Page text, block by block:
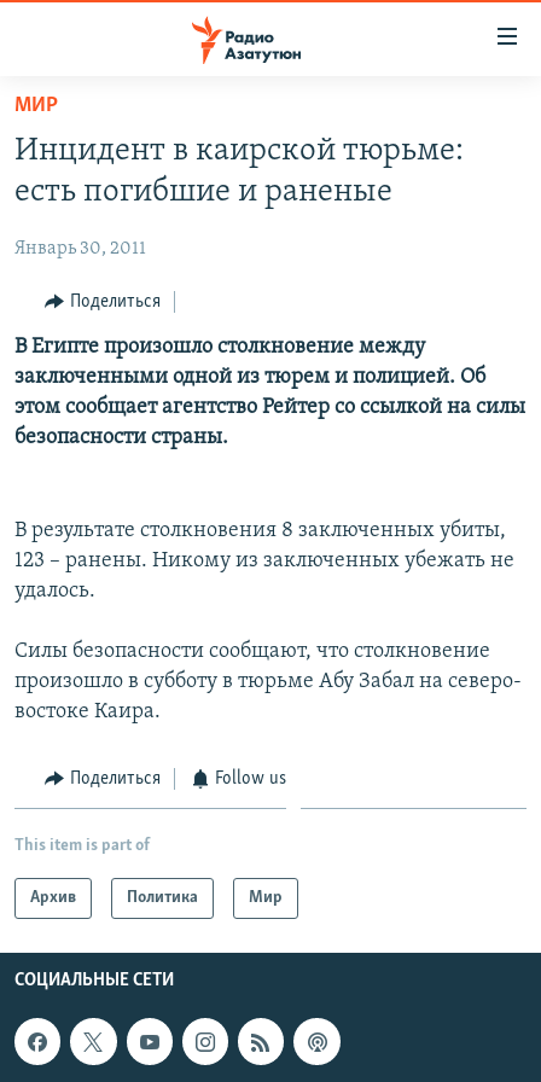
Перейти
основному
содержанию
навигации
Перейти
поиску
НОВОСТИ
ОБЩЕСТВО
ЭКОНОМИКА
РЕГИОН
НАГОРНЫЙ КАРАБАХ
КУЛЬТУРА
АРХИВ
Հայերեն
Русский
МИР
Инцидент в каирской тюрьме:
есть погибшие и раненые
Январь 30, 2011
Поделиться
В Египте произошло столкновение между
заключенными одной из тюрем и полицией. Об
этом сообщает агентство Рейтер со ссылкой на силы
безопасности страны.
В результате столкновения 8 заключенных убиты,
123 – ранены. Никому из заключенных убежать не
удалось.
Силы безопасности сообщают, что столкновение
произошло в субботу в тюрьме Абу Забал на северо-
востоке Каира.
Поделиться Follow us
This item is part of
Архив Политика Мир
СОЦИАЛЬНЫЕ СЕТИ